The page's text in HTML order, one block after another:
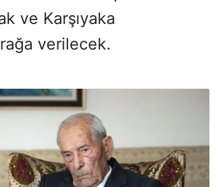
ve Karşıyaka
verilecek.